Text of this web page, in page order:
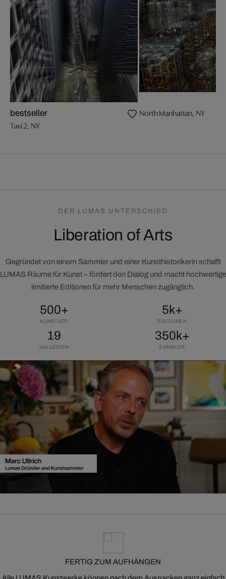
bestseller
Taxi 2, NY
North Manhattan, NY
DER LUMAS UNTERSCHIED
Liberation of Arts
Gegründet von einem Sammler und einer Kunsthistorikerin schafft
LUMAS Räume für Kunst – fördert den Dialog und macht hochwertige
limitierte Editionen für mehr Menschen zugänglich.
500+
KÜNSTLER
5k+
EDITIONEN
19
GALLERIEN
350k+
SAMMLER
FERTIG ZUM AUFHÄNGEN